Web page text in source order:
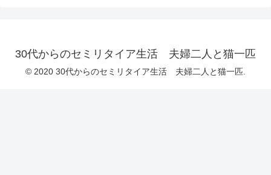
30代からのセミリタイア生活 夫婦二人と猫一匹
© 2020 30代からのセミリタイア生活 夫婦二人と猫一匹.